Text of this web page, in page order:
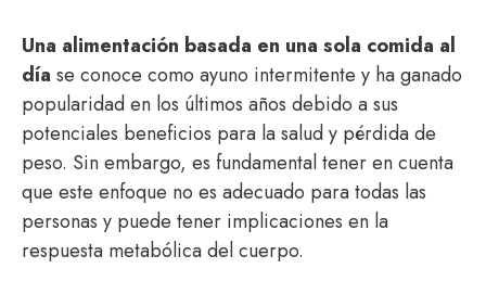
Una alimentación basada en una sola comida al
día se conoce como ayuno intermitente y ha ganado
popularidad en los últimos años debido a sus
potenciales beneficios para la salud y pérdida de
peso. Sin embargo, es fundamental tener en cuenta
que este enfoque no es adecuado para todas las
personas y puede tener implicaciones en la
respuesta metabólica del cuerpo.